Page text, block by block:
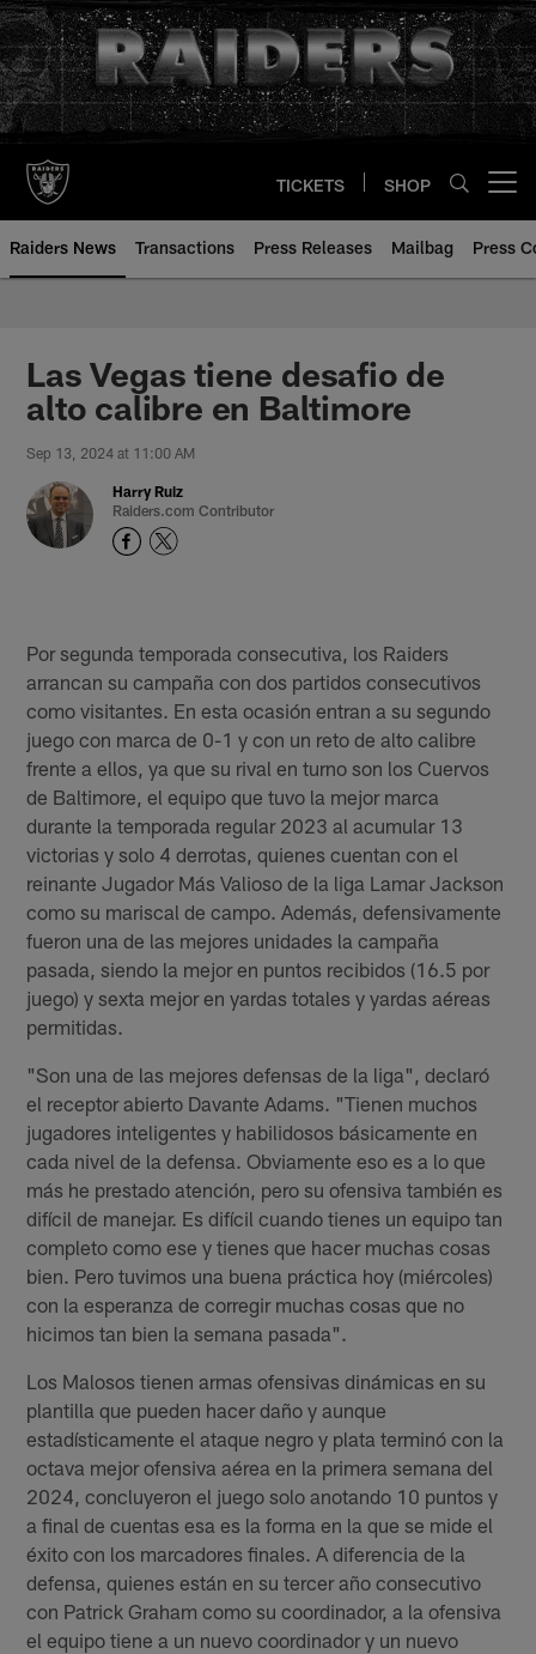
Skip
to
main
content
TICKETS SHOP
Raiders News Transactions Press Releases Mailbag Press
Las Vegas tiene desafio de
alto calibre en Baltimore
Sep 13, 2024 at 11:00 AM
Harry Ruiz
Raiders.com Contributor
Por segunda temporada consecutiva, los Raiders
arrancan su campaña con dos partidos consecutivos
como visitantes. En esta ocasión entran a su segundo
juego con marca de 0-1 y con un reto de alto calibre
frente a ellos, ya que su rival en turno son los Cuervos
de Baltimore, el equipo que tuvo la mejor marca
durante la temporada regular 2023 al acumular 13
victorias y solo 4 derrotas, quienes cuentan con el
reinante Jugador Más Valioso de la liga Lamar Jackson
como su mariscal de campo. Además, defensivamente
fueron una de las mejores unidades la campaña
pasada, siendo la mejor en puntos recibidos (16.5 por
juego) y sexta mejor en yardas totales y yardas aéreas
permitidas.
"Son una de las mejores defensas de la liga", declaró
el receptor abierto Davante Adams. "Tienen muchos
jugadores inteligentes y habilidosos básicamente en
cada nivel de la defensa. Obviamente eso es a lo que
más he prestado atención, pero su ofensiva también es
difícil de manejar. Es difícil cuando tienes un equipo tan
completo como ese y tienes que hacer muchas cosas
bien. Pero tuvimos una buena práctica hoy (miércoles)
con la esperanza de corregir muchas cosas que no
hicimos tan bien la semana pasada".
Los Malosos tienen armas ofensivas dinámicas en su
plantilla que pueden hacer daño y aunque
estadísticamente el ataque negro y plata terminó con la
octava mejor ofensiva aérea en la primera semana del
2024, concluyeron el juego solo anotando 10 puntos y
a final de cuentas esa es la forma en la que se mide el
éxito con los marcadores finales. A diferencia de la
defensa, quienes están en su tercer año consecutivo
con Patrick Graham como su coordinador, a la ofensiva
el equipo tiene a un nuevo coordinador y un nuevo